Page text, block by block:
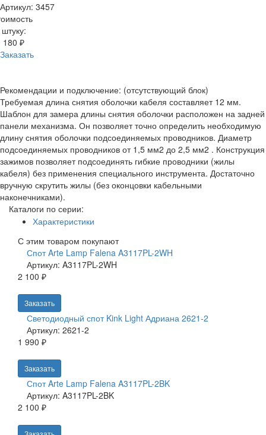
Артикул: 3457
180 ₽
Заказать
Рекомендации и подключение: (отсутствующий блок)
Требуемая длина снятия оболочки кабеля составляет 12 мм.
Шаблон для замера длины снятия оболочки расположен на задней
панели механизма. Он позволяет точно определить необходимую
длину снятия оболочки подсоединяемых проводников. Диаметр
подсоединяемых проводников от 1,5 мм2 до 2,5 мм2 . Конструкция
зажимов позволяет подсоединять гибкие проводники (жилы
кабеля) без применения специального инструмента. Достаточно
вручную скрутить жилы (без оконцовки кабельными
наконечниками).
Каталоги по серии:
Характеристики
С этим товаром покупают
Спот Arte Lamp Falena A3117PL-2WH
Артикул: A3117PL-2WH
2 100 ₽
Заказать
Светодиодный спот Kink Light Адриана 2621-2
Артикул: 2621-2
1 990 ₽
Заказать
Спот Arte Lamp Falena A3117PL-2BK
Артикул: A3117PL-2BK
2 100 ₽